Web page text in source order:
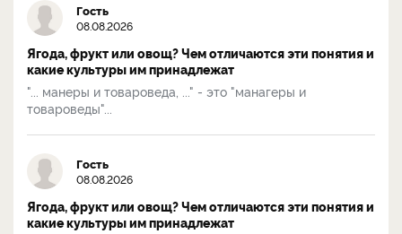
Гость
08.08.2026
Ягода, фрукт или овощ? Чем отличаются эти понятия и
какие культуры им принадлежат
"... манеры и товароведа, ..." - это "манагеры и
товароведы"...
Гость
08.08.2026
Ягода, фрукт или овощ? Чем отличаются эти понятия и
какие культуры им принадлежат